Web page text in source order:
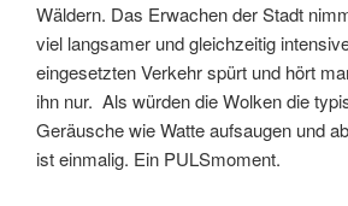
Wäldern. Das Erwachen der Stadt
viel langsamer und gleichzeitig
eingesetzten Verkehr spürt und hört
ihn nur. Als würden die Wolken die
Geräusche wie Watte aufsaugen und
ist einmalig. Ein PULSmoment.